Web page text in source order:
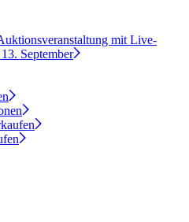
mit Live-
September